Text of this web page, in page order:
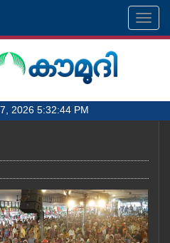
2026 5:32:44 PM